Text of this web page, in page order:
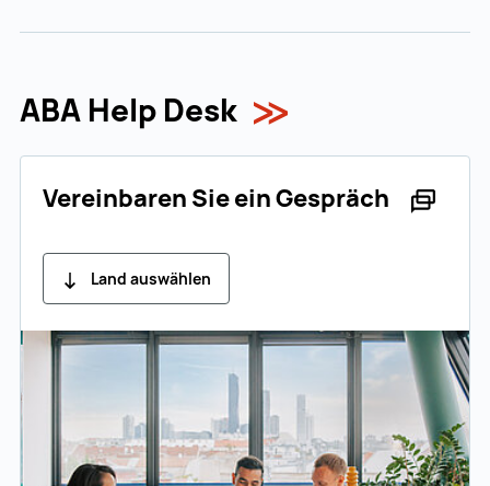
ABA Help Desk
Vereinbaren Sie ein Gespräch
Land auswählen